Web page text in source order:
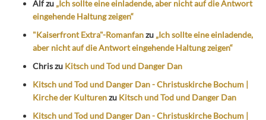
Alfzu „Ich sollte eine einladende, aber nicht auf die Antwort
eingehende Haltung zeigen“
"Kaiserfront Extra"-Romanfanzu „Ich sollte eine einladende,
aber nicht auf die Antwort eingehende Haltung zeigen“
Chriszu Kitsch und Tod und Danger Dan
Kitsch und Tod und Danger Dan - Christuskirche Bochum |
Kirche der Kulturenzu Kitsch und Tod und Danger Dan
Kitsch und Tod und Danger Dan - Christuskirche Bochum |